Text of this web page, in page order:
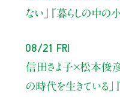
ない」
『暮らしの中の
08/21 Fri
信田さよ子×松本俊
の時代を生きている」